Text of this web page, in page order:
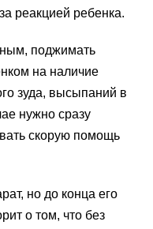
реакцией ребенка.
поджимать
на наличие
зуда, высыпаний в
нужно сразу
скорую помощь
но до конца его
о том, что без